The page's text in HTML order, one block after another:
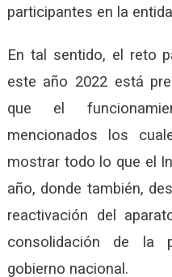
participantes en la
En tal sentido, el reto
este año 2022 está
que el
mencionados los
mostrar todo lo que el
año, donde también,
reactivación del
consolidación de la
gobierno nacional.